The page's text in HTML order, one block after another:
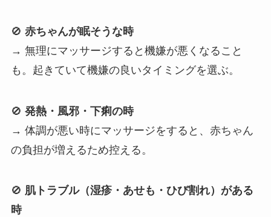
🚫 赤ちゃんが眠そうな時
→ 無理にマッサージすると機嫌が悪くなること
も。起きていて機嫌の良いタイミングを選ぶ。
🚫 発熱・風邪・下痢の時
→ 体調が悪い時にマッサージをすると、赤ちゃん
の負担が増えるため控える。
🚫 肌トラブル（湿疹・あせも・ひび割れ）がある
時